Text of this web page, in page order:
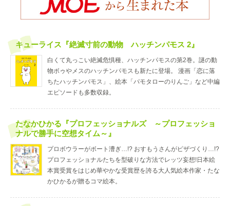
キューライス『絶滅寸前の動物 ハッチンパモス 2』
白くて丸っこい絶滅危惧種、ハッチンパモスの第2巻。謎の動
物ボゥやメスのハッチンパモスも新たに登場。 漫画「恋に落
ちたハッチンパモス」、絵本「パモタローのりんご」など中編
エピソードも多数収録。
たなかひかる『プロフェッショナルズ ～プロフェッショ
ナルで勝手に空想タイム～』
プロボウラーがボート漕ぎ…!? おすもうさんがピザづくり…!?
プロフェッショナルたちを型破りな方法でレッツ妄想!日本絵
本賞受賞をはじめ華やかな受賞歴を誇る大人気絵本作家・たな
かひかるが贈るコマ絵本。